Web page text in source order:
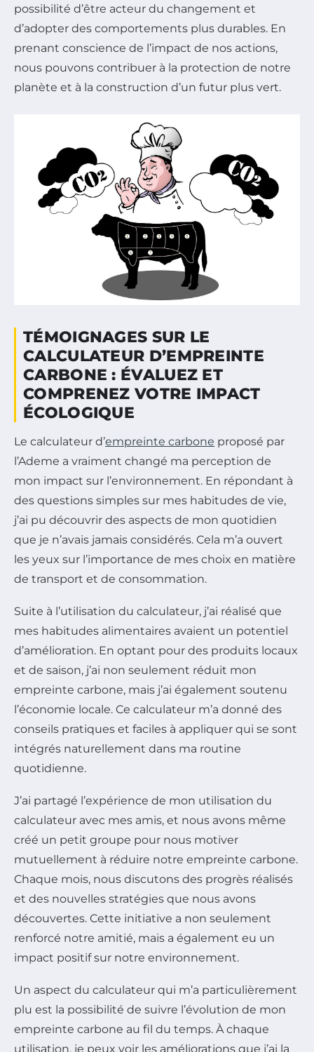
possibilité d’être acteur du changement et
d’adopter des comportements plus durables. En
prenant conscience de l’impact de nos actions,
nous pouvons contribuer à la protection de notre
planète et à la construction d’un futur plus vert.
TÉMOIGNAGES SUR LE
CALCULATEUR D’EMPREINTE
CARBONE : ÉVALUEZ ET
COMPRENEZ VOTRE IMPACT
ÉCOLOGIQUE
Le calculateur d’empreinte carbone proposé par
l’Ademe a vraiment changé ma perception de
mon impact sur l’environnement. En répondant à
des questions simples sur mes habitudes de vie,
j’ai pu découvrir des aspects de mon quotidien
que je n’avais jamais considérés. Cela m’a ouvert
les yeux sur l’importance de mes choix en matière
de transport et de consommation.
Suite à l’utilisation du calculateur, j’ai réalisé que
mes habitudes alimentaires avaient un potentiel
d’amélioration. En optant pour des produits locaux
et de saison, j’ai non seulement réduit mon
empreinte carbone, mais j’ai également soutenu
l’économie locale. Ce calculateur m’a donné des
conseils pratiques et faciles à appliquer qui se sont
intégrés naturellement dans ma routine
quotidienne.
J’ai partagé l’expérience de mon utilisation du
calculateur avec mes amis, et nous avons même
créé un petit groupe pour nous motiver
mutuellement à réduire notre empreinte carbone.
Chaque mois, nous discutons des progrès réalisés
et des nouvelles stratégies que nous avons
découvertes. Cette initiative a non seulement
renforcé notre amitié, mais a également eu un
impact positif sur notre environnement.
Un aspect du calculateur qui m’a particulièrement
plu est la possibilité de suivre l’évolution de mon
empreinte carbone au fil du temps. À chaque
utilisation, je peux voir les améliorations que j’ai la